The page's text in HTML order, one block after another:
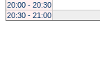
20:00 - 20:30
20:30 - 21:00